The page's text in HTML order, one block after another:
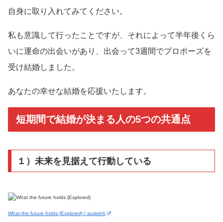
自身に取り入れてみてください。
私も意識して行ったことですが、それによって半年後くら
いに運命の出会いがあり、出会って3週間でプロポーズを
受け結婚しました。
あなたの幸せな結婚を応援いたします。
短期間で結婚が決まる人の5つの共通点
１）未来を見据えて行動している
What the future holds {Explored} / susivinh